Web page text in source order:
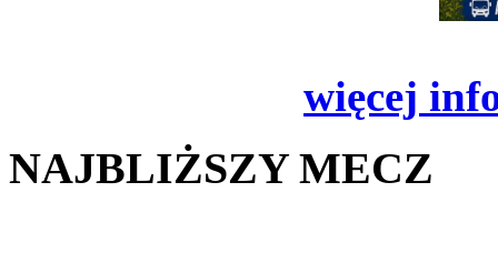
więcej
NAJBLIŻSZY MECZ